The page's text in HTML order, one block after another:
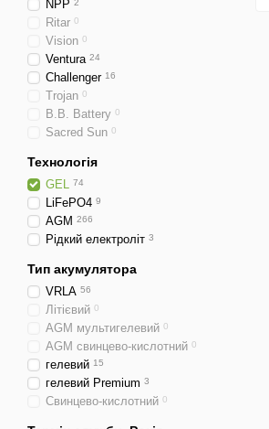
NPP 2
Ritar 0
Vision 0
Ventura 24
Challenger 16
Trojan 0
B.B. Battery 0
Sacred Sun 0
Технологія
GEL 74
LiFePO4 9
AGM 266
Рідкий електроліт 3
Тип акумулятора
VRLA 56
Літієвий 0
AGM мультигелевий 0
AGM свинцево-кислотний 0
гелевий 15
гелевий Premium 3
Свинцево-кислотний 0